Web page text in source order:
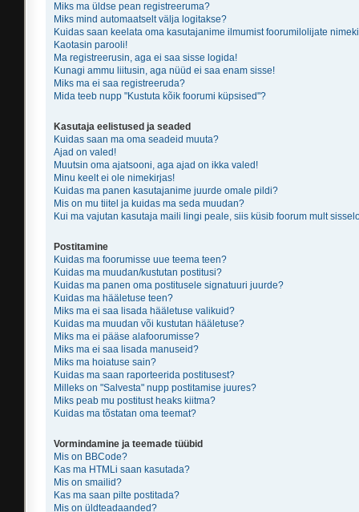
Miks ma üldse pean registreeruma?
Miks mind automaatselt välja logitakse?
Kuidas saan keelata oma kasutajanime ilmumist foorumilolijate
Kaotasin parooli!
Ma registreerusin, aga ei saa sisse logida!
Kunagi ammu liitusin, aga nüüd ei saa enam sisse!
Miks ma ei saa registreeruda?
Mida teeb nupp "Kustuta kõik foorumi küpsised"?
Kasutaja eelistused ja seaded
Kuidas saan ma oma seadeid muuta?
Ajad on valed!
Muutsin oma ajatsooni, aga ajad on ikka valed!
Minu keelt ei ole nimekirjas!
Kuidas ma panen kasutajanime juurde omale pildi?
Mis on mu tiitel ja kuidas ma seda muudan?
Kui ma vajutan kasutaja maili lingi peale, siis küsib foorum mult
Postitamine
Kuidas ma foorumisse uue teema teen?
Kuidas ma muudan/kustutan postitusi?
Kuidas ma panen oma postitusele signatuuri juurde?
Kuidas ma hääletuse teen?
Miks ma ei saa lisada hääletuse valikuid?
Kuidas ma muudan või kustutan hääletuse?
Miks ma ei pääse alafoorumisse?
Miks ma ei saa lisada manuseid?
Miks ma hoiatuse sain?
Kuidas ma saan raporteerida postitusest?
Milleks on "Salvesta" nupp postitamise juures?
Miks peab mu postitust heaks kiitma?
Kuidas ma tõstatan oma teemat?
Vormindamine ja teemade tüübid
Mis on BBCode?
Kas ma HTMLi saan kasutada?
Mis on smailid?
Kas ma saan pilte postitada?
Mis on üldteadaanded?